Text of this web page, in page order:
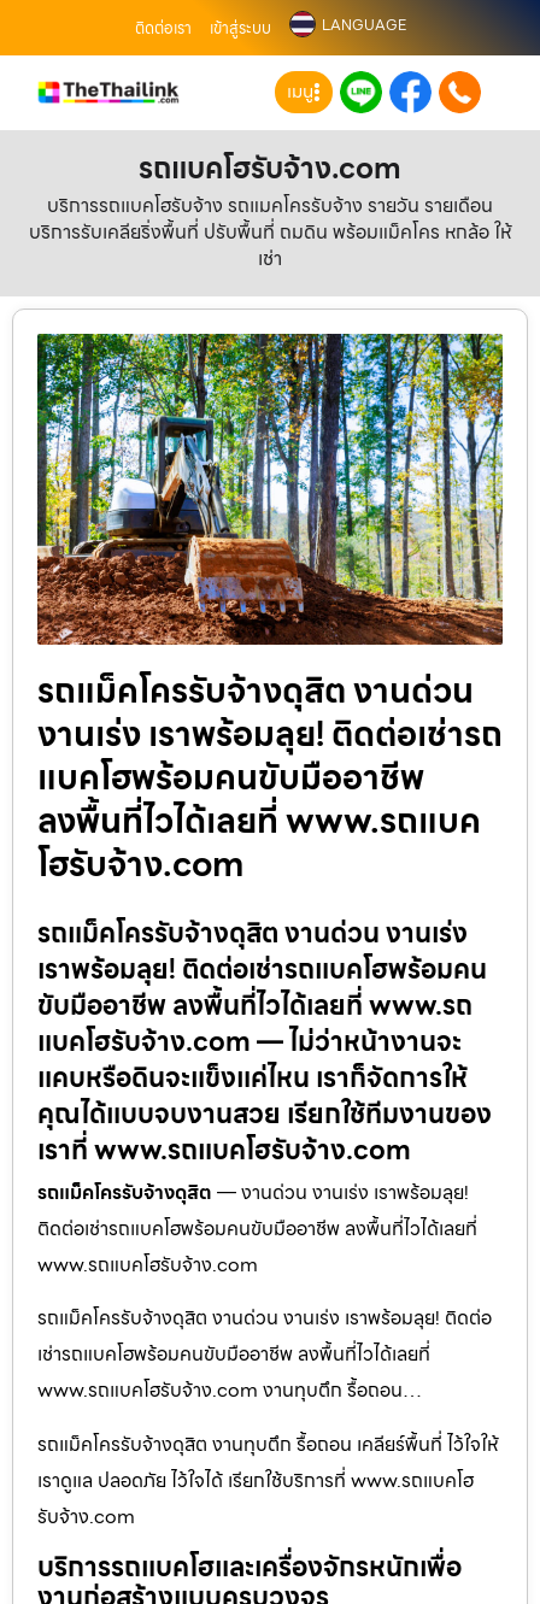
ติดต่อเรา เข้าสู่ระบบ LANGUAGE
เมนู
รถแบคโฮรับจ้าง.com
บริการรถแบคโฮรับจ้าง รถแมคโครรับจ้าง รายวัน รายเดือน
บริการรับเคลียริ่งพื้นที่ ปรับพื้นที่ ถมดิน พร้อมแม็คโคร หกล้อ ให้
เช่า
รถแม็คโครรับจ้างดุสิต งานด่วน
งานเร่ง เราพร้อมลุย! ติดต่อเช่ารถ
แบคโฮพร้อมคนขับมืออาชีพ
ลงพื้นที่ไวได้เลยที่ www.รถแบค
โฮรับจ้าง.com
รถแม็คโครรับจ้างดุสิต งานด่วน งานเร่ง
เราพร้อมลุย! ติดต่อเช่ารถแบคโฮพร้อมคน
ขับมืออาชีพ ลงพื้นที่ไวได้เลยที่ www.รถ
แบคโฮรับจ้าง.com — ไม่ว่าหน้างานจะ
แคบหรือดินจะแข็งแค่ไหน เราก็จัดการให้
คุณได้แบบจบงานสวย เรียกใช้ทีมงานของ
เราที่ www.รถแบคโฮรับจ้าง.com
รถแม็คโครรับจ้างดุสิต — งานด่วน งานเร่ง เราพร้อมลุย!
ติดต่อเช่ารถแบคโฮพร้อมคนขับมืออาชีพ ลงพื้นที่ไวได้เลยที่
www.รถแบคโฮรับจ้าง.com
รถแม็คโครรับจ้างดุสิต งานด่วน งานเร่ง เราพร้อมลุย! ติดต่อ
เช่ารถแบคโฮพร้อมคนขับมืออาชีพ ลงพื้นที่ไวได้เลยที่
www.รถแบคโฮรับจ้าง.com งานทุบตึก รื้อถอน…
รถแม็คโครรับจ้างดุสิต งานทุบตึก รื้อถอน เคลียร์พื้นที่ ไว้ใจให้
เราดูแล ปลอดภัย ไว้ใจได้ เรียกใช้บริการที่ www.รถแบคโฮ
รับจ้าง.com
บริการรถแบคโฮและเครื่องจักรหนักเพื่อ